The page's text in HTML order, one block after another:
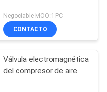
Negociable MOQ:1 PC
CONTACTO
Válvula electromagnética
del compresor de aire